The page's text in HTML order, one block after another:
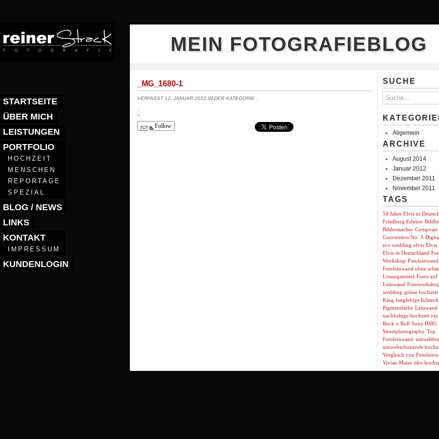
STARTSEITE
ÜBER MICH
LEISTUNGEN
PORTFOLIO
HOCHZEIT
MENSCHEN
REPORTAGE
SPEZIAL
BLOG / NEWS
LINKS
KONTAKT
IMPRESSUM
KUNDENLOGIN
MEIN FOTOGRAFIEBLOG
_MG_1680-1
VERFASST 12. JANUAR 2012 IN DER KATEGORIE
Follow
SUCHE
Allgemein
ARCHIVE
August 2014
Januar 2012
Dezember 2011
November 2011
TAGS
50 Jahre Elvis in
Friedberg Edition
Bildermacher Composer
Convention No. 3
eco wedding elvis Elvis
Elvis in Deutschland
Workshop Fotoleinwand
Fotoleinwand ohne
Lösungsmittel Fotos auf
Leinwand Fotoworkshop
wedding grüne hochzeit
King langlebige
Pigmentfarbe Leinwand
nachhaltige hochzeit ray
Rock n Roll Sony BMG
Streetphotography Top
Fotoleinwand
umweltschonende
Vergleich von
Vivian Maier öko